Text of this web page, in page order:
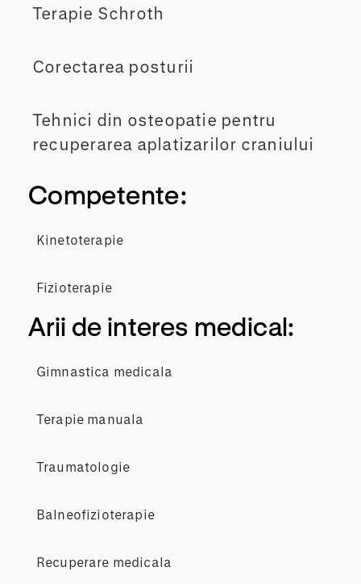
Terapie Schroth
Corectarea posturii
Tehnici din osteopatie pentru
recuperarea aplatizarilor craniului
Competente:
Kinetoterapie
Fizioterapie
Arii de interes medical:
Gimnastica medicala
Terapie manuala
Traumatologie
Balneofizioterapie
Recuperare medicala